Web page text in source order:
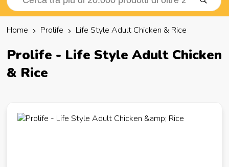
Home Prolife Life Style Adult Chicken & Rice
Prolife - Life Style Adult Chicken
& Rice